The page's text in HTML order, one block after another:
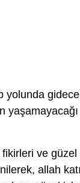
yolunda
ve güzel
allah